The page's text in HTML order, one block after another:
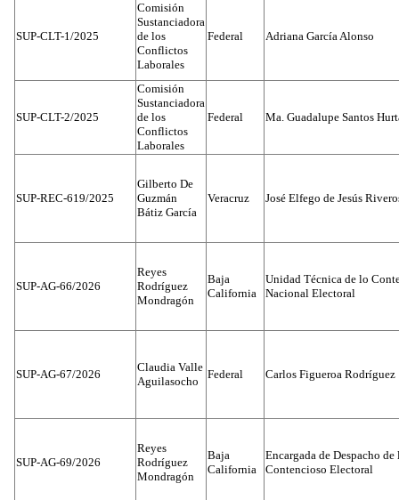
SUP-CLT-1/2025
Comisión
Sustanciadora
de los
Conflictos
Laborales
Federal Adriana García Alonso
SUP-CLT-2/2025
Comisión
Sustanciadora
de los
Conflictos
Laborales
Federal Ma. Guadalupe Santos
SUP-REC-619/2025
Gilberto De
Guzmán
Bátiz García
Veracruz José Elfego de Jesús
SUP-AG-66/2026
Reyes
Rodríguez
Mondragón
Baja
California
Unidad Técnica de lo
Nacional Electoral
SUP-AG-67/2026
Claudia Valle
Aguilasocho
Federal Carlos Figueroa Rodríguez
SUP-AG-69/2026
Reyes
Rodríguez
Mondragón
Baja
California
Encargada de Despacho
Contencioso Electoral